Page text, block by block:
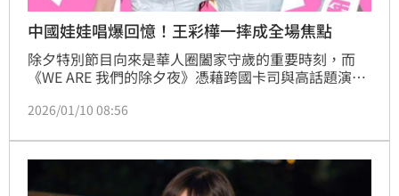
中國娃娃唱爆回憶！王彩樺一摔成全場焦點
除夕特別節目向來是華人圈闔家守歲的重要時刻，而
《WE ARE 我們的除夕夜》憑藉跨國卡司與高話題演
不僅勾起滿滿回憶殺，也意外製造出讓觀眾捏把冷汗的
（10）日晚間6時進行錄影，節目將於下月16日除夕夜
播出，陪伴觀眾迎接農曆新年。林宜君
2026/01/10 08:56